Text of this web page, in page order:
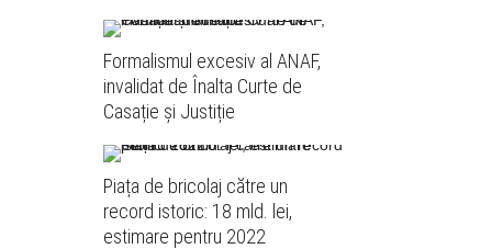
Formalismul excesiv al ANAF,
invalidat de Înalta Curte de
Casație și Justiție
Piața de bricolaj către un
record istoric: 18 mld. lei,
estimare pentru 2022